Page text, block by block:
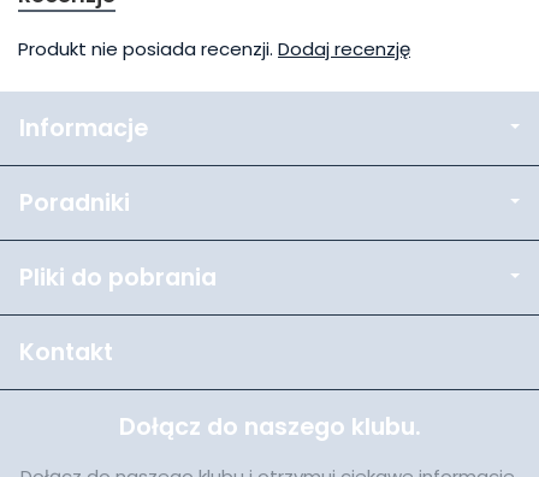
Produkt nie posiada recenzji. Dodaj recenzję
Informacje
Poradniki
Pliki do pobrania
Kontakt
Dołącz do naszego klubu.